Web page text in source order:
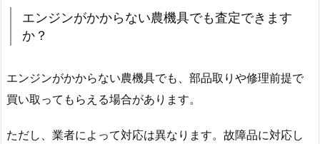
エンジンがかからない農機具でも査定できます
か？
エンジンがかからない農機具でも、部品取りや修理前提で
買い取ってもらえる場合があります。
ただし、業者によって対応は異なります。故障品に対応し